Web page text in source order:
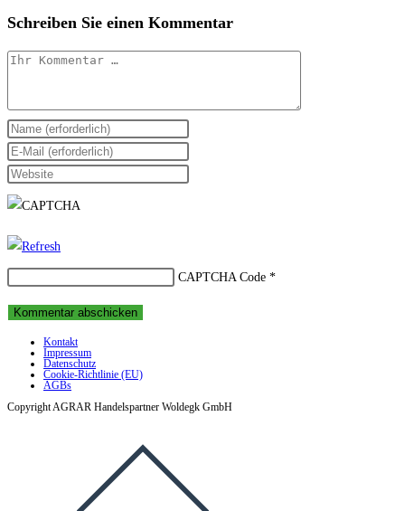
Schreiben Sie einen Kommentar
Kommentar
Geben
Sie
Ihren
Namen
Benutzernamen
Kommentieren
ein
Geben
Sie
Ihre
Mail-
zum
Kommentieren
Geben
Sie
Website-
ein
(optional)
CAPTCHA Code *
Kontakt
Impressum
Datenschutz
Cookie-Richtlinie (EU)
AGBs
Copyright AGRAR Handelspartner Woldegk GmbH